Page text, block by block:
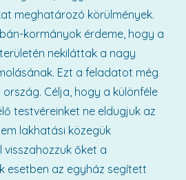
meghatározó körülmények.
kormányok érdeme, hogy a
nekiláttak a nagy
Ezt a feladatot még
Célja, hogy a különféle
testvéreinket ne eldugjuk az
lakhatási közegük
őket a
esetben az egyház segített